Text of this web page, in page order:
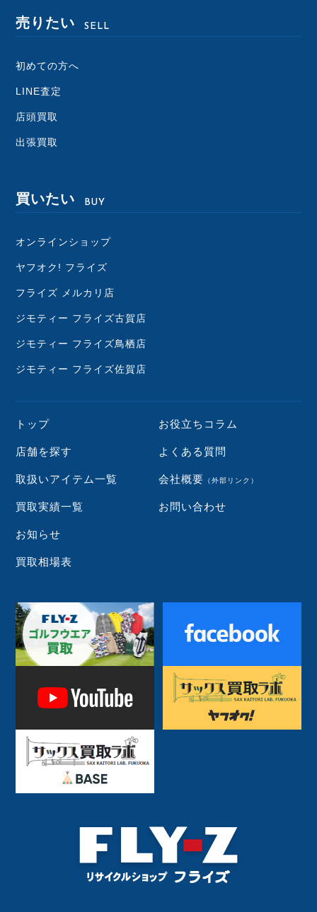
売りたい SELL
初めての方へ
LINE査定
店頭買取
出張買取
買いたい BUY
オンラインショップ
ヤフオク! フライズ
フライズ メルカリ店
ジモティー フライズ古賀店
ジモティー フライズ鳥栖店
ジモティー フライズ佐賀店
トップ
店舗を探す
取扱いアイテム一覧
買取実績一覧
お知らせ
買取相場表
お役立ちコラム
よくある質問
会社概要 （外部リンク）
お問い合わせ